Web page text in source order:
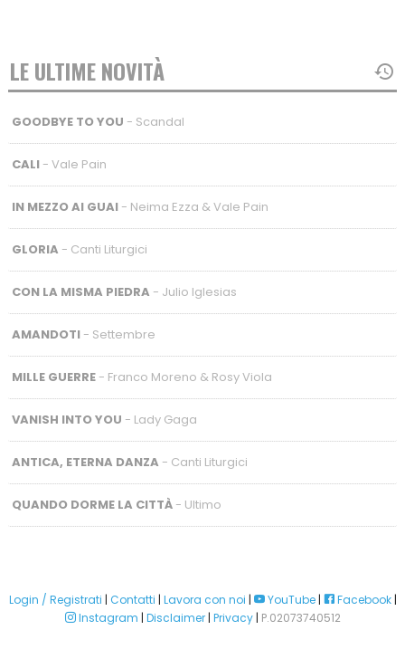
LE ULTIME NOVITÀ
GOODBYE TO YOU - Scandal
CALI- Vale Pain
IN MEZZO AI GUAI- Neima Ezza & Vale Pain
GLORIA - Canti Liturgici
CON LA MISMA PIEDRA - Julio Iglesias
AMANDOTI- Settembre
MILLE GUERRE- Franco Moreno & Rosy Viola
VANISH INTO YOU - Lady Gaga
ANTICA, ETERNA DANZA - Canti Liturgici
QUANDO DORME LA CITTÀ- Ultimo
Login / Registrati | Contatti | Lavora con noi | YouTube| Facebook|
Instagram | Disclaimer| Privacy| P.02073740512